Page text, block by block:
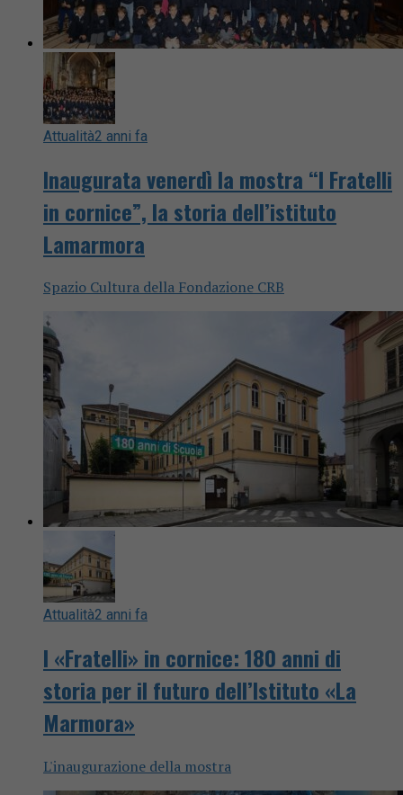
Attualità2 anni fa
Inaugurata venerdì la mostra “I Fratelli
in cornice”, la storia dell’istituto
Lamarmora
Spazio Cultura della Fondazione CRB
Attualità2 anni fa
I «Fratelli» in cornice: 180 anni di
storia per il futuro dell’Istituto «La
Marmora»
L'inaugurazione della mostra